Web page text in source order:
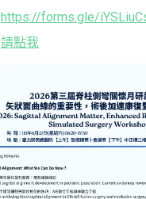
https://forms.gle/
請點我